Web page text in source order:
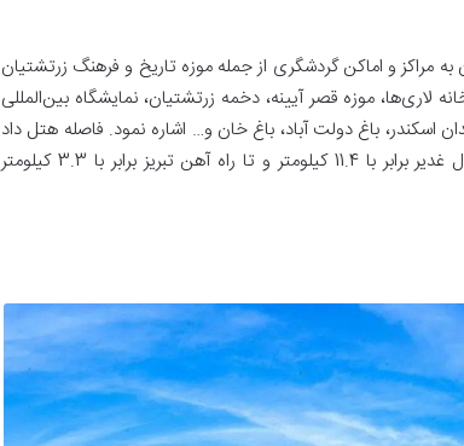
مراکز و اماکن گردشگری از جمله موزه تاریخ و فرهنگ زرتشتیان
لاری‌ها، موزه قصر آیینه، دخمه زرتشتیان، نمایشگاه بین‌المللی
اسکندر، باغ دولت آباد، باغ خان و… اشاره نمود. فاصله هتل داد
یزد تا فرودگاه شهید صدوقی برابر با 10.1 کیلومتر، تا ترمینال غدیر برابر با 11.4 کیلومتر و تا راه آهن تبریز برابر با 3.3 کیلومتر